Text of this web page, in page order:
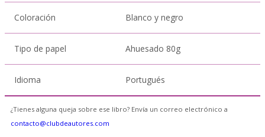
Coloración Blanco y negro
Tipo de papel Ahuesado 80g
Idioma Portugués
¿Tienes alguna queja sobre ese libro? Envía un correo electrónico a
contacto@clubdeautores.com